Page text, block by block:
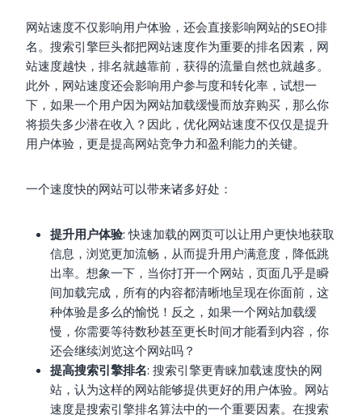
网站速度不仅影响用户体验，还会直接影响网站的SEO排
名。搜索引擎巨头都把网站速度作为重要的排名因素，网
站速度越快，排名就越靠前，获得的流量自然也就越多。
此外，网站速度还会影响用户参与度和转化率，试想一
下，如果一个用户因为网站加载缓慢而放弃购买，那么你
将损失多少潜在收入？因此，优化网站速度不仅仅是提升
用户体验，更是提高网站竞争力和盈利能力的关键。
一个速度快的网站可以带来诸多好处：
提升用户体验: 快速加载的网页可以让用户更快地获取
信息，浏览更加流畅，从而提升用户满意度，降低跳
出率。想象一下，当你打开一个网站，页面几乎是瞬
间加载完成，所有的内容都清晰地呈现在你面前，这
种体验是多么的愉悦！反之，如果一个网站加载缓
慢，你需要等待数秒甚至更长时间才能看到内容，你
还会继续浏览这个网站吗？
提高搜索引擎排名: 搜索引擎更青睐加载速度快的网
站，认为这样的网站能够提供更好的用户体验。网站
速度是搜索引擎排名算法中的一个重要因素。在搜索